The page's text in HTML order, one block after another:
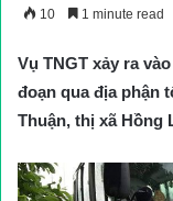
10 1 minute read
Vụ TNGT xảy ra
đoạn qua địa phận
Thuận, thị xã Hồng